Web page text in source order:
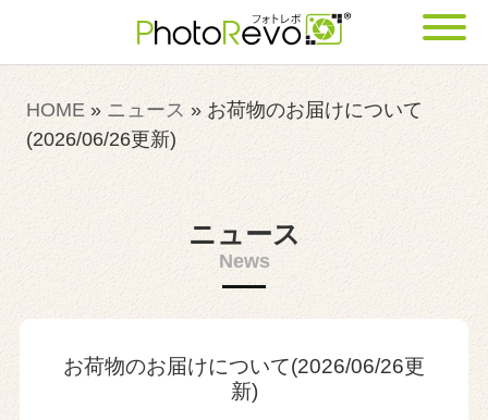
HOME » ニュース » お荷物のお届けについて
(2026/06/26更新)
ニュース
News
お荷物のお届けについて(2026/06/26更
新)